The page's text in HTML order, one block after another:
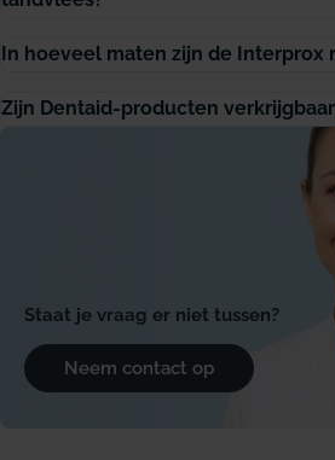
Staat je vraag er niet tussen?
Neem contact op
In hoeveel maten zijn de Interprox
Zijn Dentaid-producten